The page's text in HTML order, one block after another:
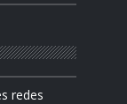
redes